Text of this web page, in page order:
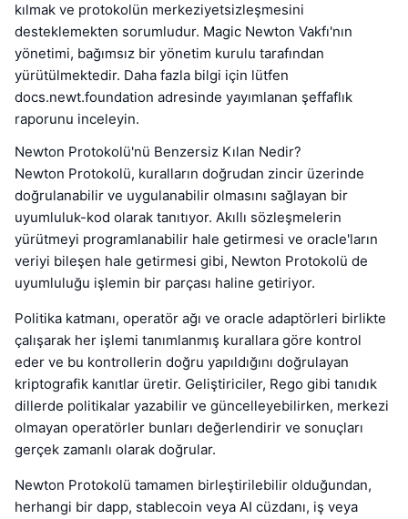
kılmak ve protokolün merkeziyetsizleşmesini
desteklemekten sorumludur. Magic Newton Vakfı'nın
yönetimi, bağımsız bir yönetim kurulu tarafından
yürütülmektedir. Daha fazla bilgi için lütfen
docs.newt.foundation adresinde yayımlanan şeffaflık
raporunu inceleyin.
Newton Protokolü'nü Benzersiz Kılan Nedir?
Newton Protokolü, kuralların doğrudan zincir üzerinde
doğrulanabilir ve uygulanabilir olmasını sağlayan bir
uyumluluk-kod olarak tanıtıyor. Akıllı sözleşmelerin
yürütmeyi programlanabilir hale getirmesi ve oracle'ların
veriyi bileşen hale getirmesi gibi, Newton Protokolü de
uyumluluğu işlemin bir parçası haline getiriyor.
Politika katmanı, operatör ağı ve oracle adaptörleri birlikte
çalışarak her işlemi tanımlanmış kurallara göre kontrol
eder ve bu kontrollerin doğru yapıldığını doğrulayan
kriptografik kanıtlar üretir. Geliştiriciler, Rego gibi tanıdık
dillerde politikalar yazabilir ve güncelleyebilirken, merkezi
olmayan operatörler bunları değerlendirir ve sonuçları
gerçek zamanlı olarak doğrular.
Newton Protokolü tamamen birleştirilebilir olduğundan,
herhangi bir dapp, stablecoin veya AI cüzdanı, iş veya